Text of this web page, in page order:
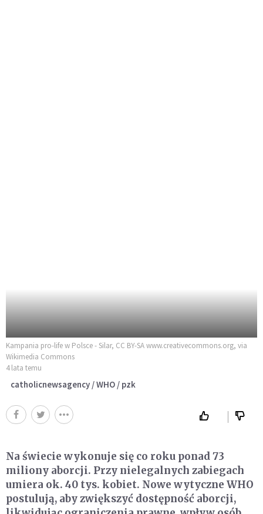
Kampania pro-life w Polsce - Silar, CC BY-SA www.creativecommons.org, via
Wikimedia Commons
4 lata temu
catholicnewsagency / WHO / pzk
Na świecie wykonuje się co roku ponad 73
miliony aborcji. Przy nielegalnych zabiegach
umiera ok. 40 tys. kobiet. Nowe wytyczne WHO
postulują, aby zwiększyć dostępność aborcji,